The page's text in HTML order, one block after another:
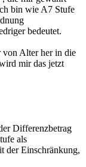
bin wie A7 Stufe
bedeutet.
von Alter her in die
mir das jetzt
Differenzbetrag
als
der Einschränkung,